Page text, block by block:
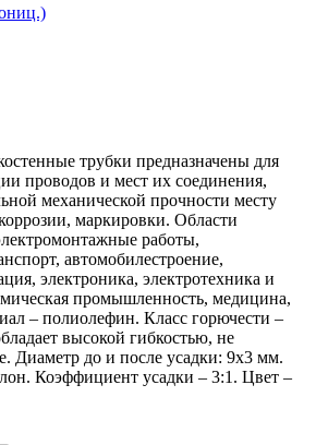
трубки предназначены для
проводов и мест их соединения,
механической прочности месту
маркировки. Области
работы,
автомобилестроение,
электроника, электротехника и
промышленность, медицина,
– полиолефин. Класс горючести –
высокой гибкостью, не
Диаметр до и после усадки: 9х3 мм.
Коэффициент усадки – 3:1. Цвет –